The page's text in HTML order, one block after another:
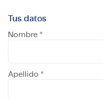
Tus datos
Nombre *
Apellido *